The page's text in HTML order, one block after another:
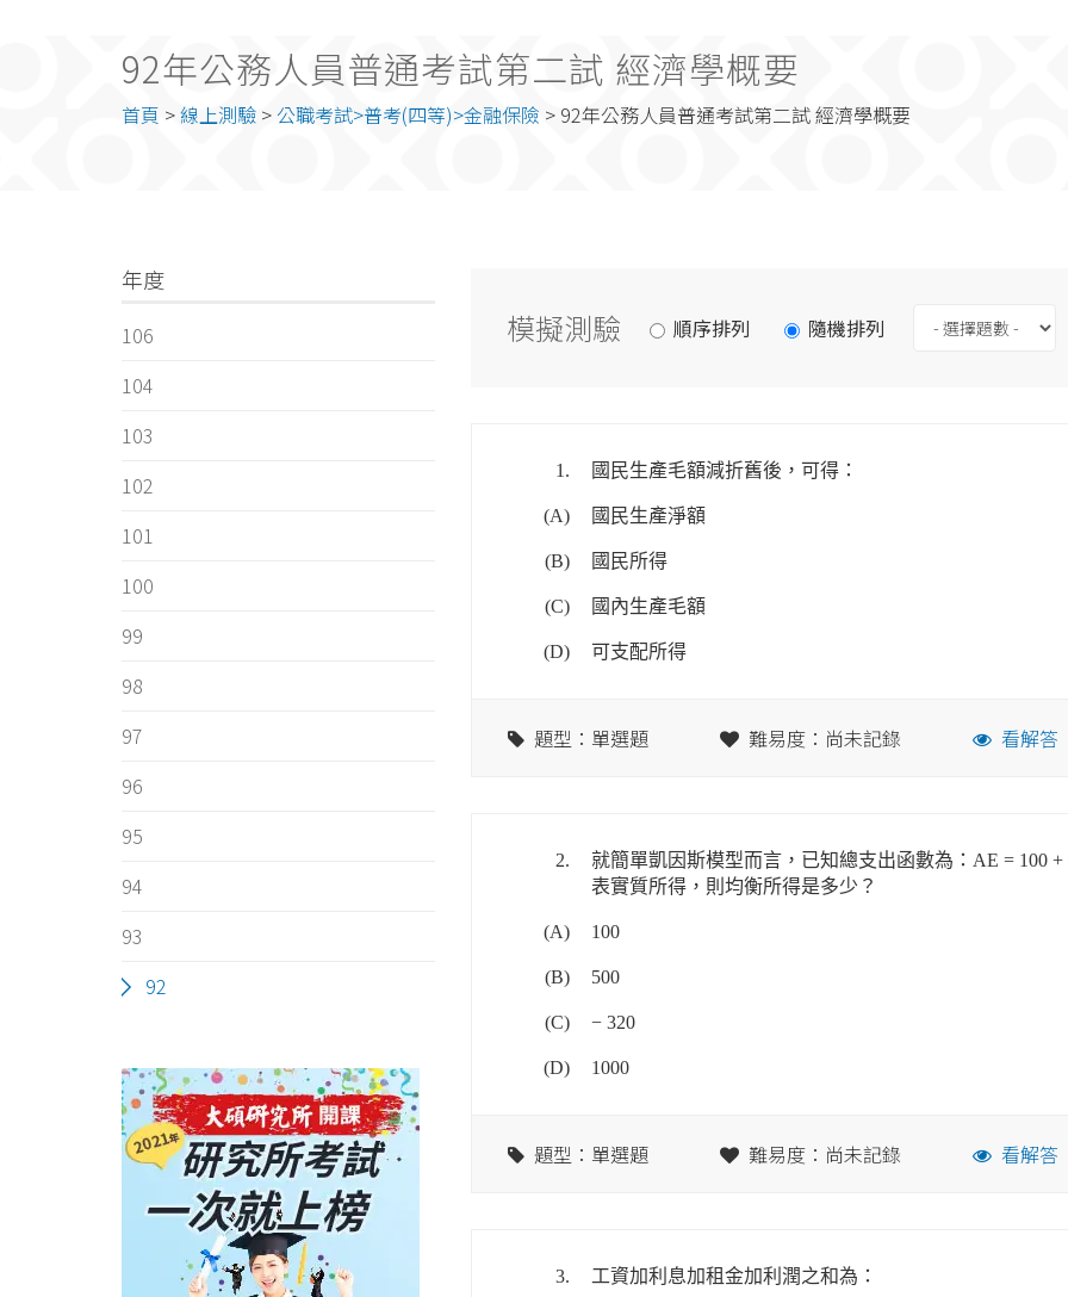
92年公務人員普通考試第二試 經濟學概要
首頁 >線上測驗 >公職考試>普考(四等)>金融保險 > 92年公務人員普通考試第二試 經濟學概要
年度
106
104
103
102
101
100
99
98
97
96
95
94
93
92
模擬測驗 順序排列 隨機排列
1. 國民生產毛額減折舊後，可得：
(A) 國民生產淨額
(B) 國民所得
(C) 國內生產毛額
(D) 可支配所得
題型：單選題 難易度：尚未記錄 看解答
2.
就簡單凱因斯模型而言，已知總支出函數為：AE = 100
表實質所得，則均衡所得是多少？
(A) 100
(B) 500
(C) − 320
(D) 1000
題型：單選題 難易度：尚未記錄 看解答
3. 工資加利息加租金加利潤之和為：